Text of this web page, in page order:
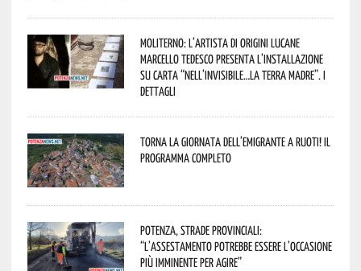
Moliterno: l’artista di origini lucane
Marcello Tedesco presenta l’installazione
su carta “Nell’invisibile…la terra madre”. I
dettagli
Torna la Giornata dell’Emigrante a Ruoti! Il
programma completo
Potenza, strade provinciali:
“L’assestamento potrebbe essere l’occasione
più imminente per agire”